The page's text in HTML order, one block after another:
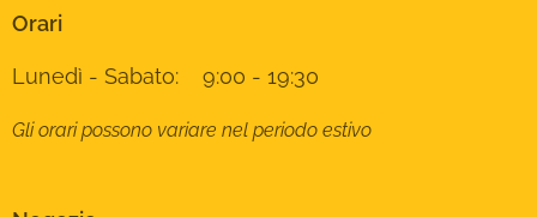
Orari
Lunedì - Sabato: 9:00 - 19:30
Gli orari possono variare nel periodo estivo